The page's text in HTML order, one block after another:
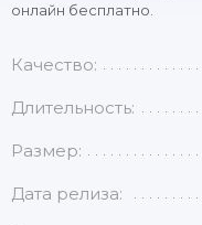
онлайн бесплатно.
Качество:
Длительность:
Размер:
Дата релиза: